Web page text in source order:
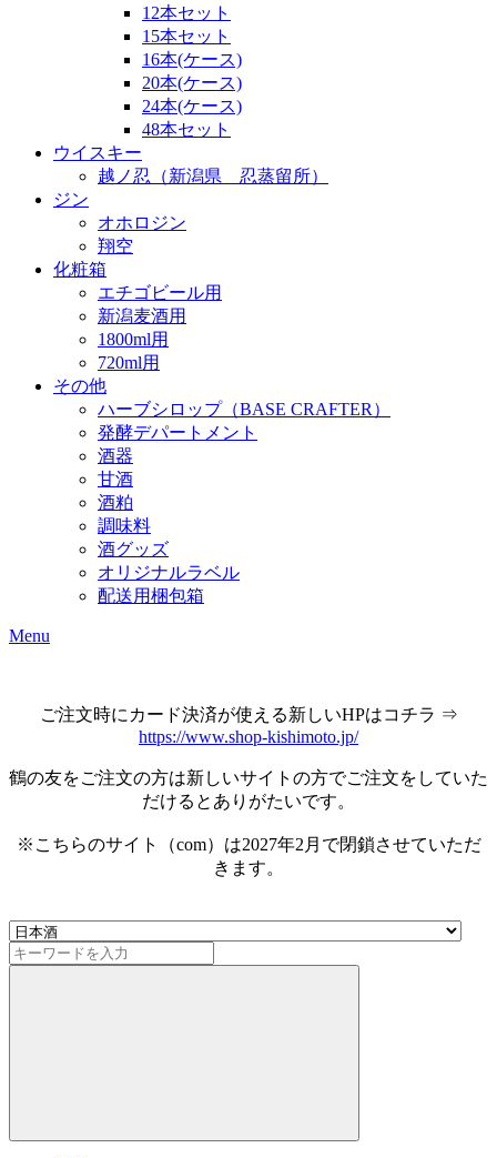
12本セット
15本セット
16本(ケース)
20本(ケース)
24本(ケース)
48本セット
ウイスキー
越ノ忍（新潟県 忍蒸留所）
ジン
オホロジン
翔空
化粧箱
エチゴビール用
新潟麦酒用
1800ml用
720ml用
その他
ハーブシロップ（BASE CRAFTER）
発酵デパートメント
酒器
甘酒
酒粕
調味料
酒グッズ
オリジナルラベル
配送用梱包箱
Menu
ご注文時にカード決済が使える新しいHPはコチラ ⇒
https://www.shop-kishimoto.jp/
鶴の友をご注文の方は新しいサイトの方でご注文をしていた
だけるとありがたいです。
※こちらのサイト（com）は2027年2月で閉鎖させていただ
きます。